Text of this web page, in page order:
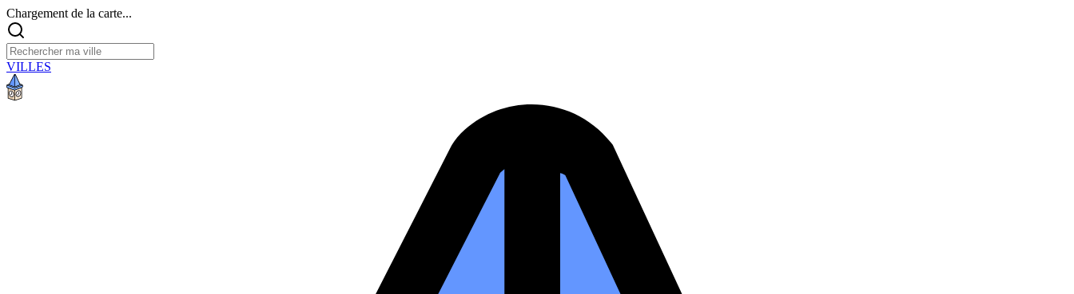
Chargement de la carte...
VILLES